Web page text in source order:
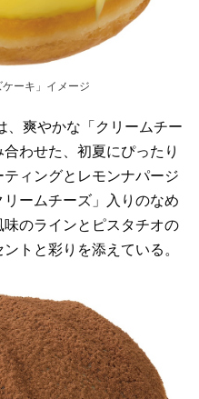
ケーキ」イメージ
、爽やかな「クリームチー
わせた、初夏にぴったり
ィングとレモンナパージ
ームチーズ」入りのなめ
のラインとピスタチオの
トと彩りを添えている。